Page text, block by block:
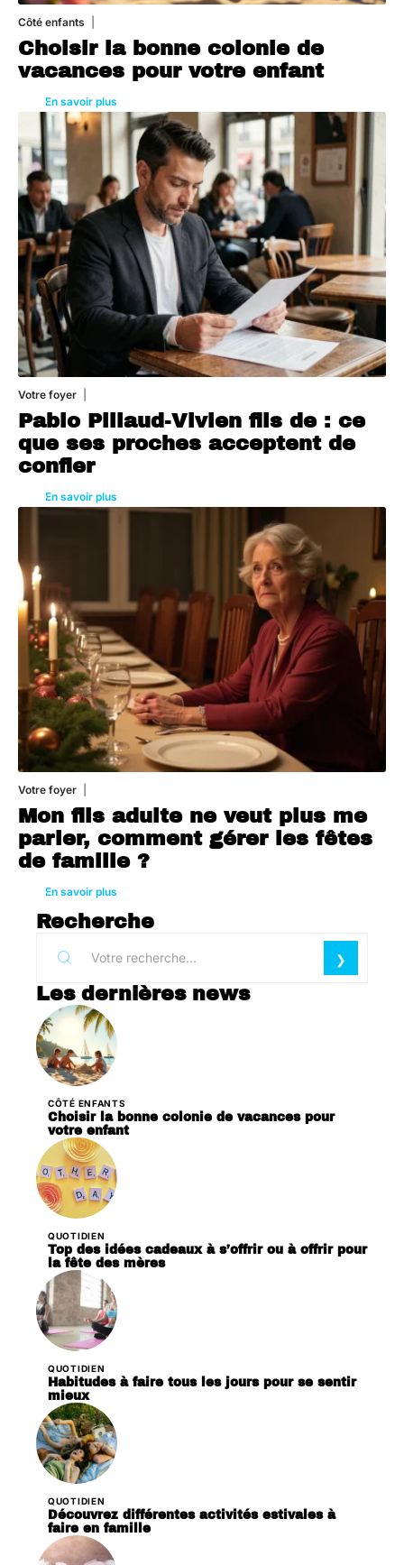
Côté enfants
Choisir la bonne colonie de
vacances pour votre enfant
En savoir plus
Votre foyer
Pablo Pillaud-Vivien fils de : ce
que ses proches acceptent de
confier
En savoir plus
Votre foyer
Mon fils adulte ne veut plus me
parler, comment gérer les fêtes
de famille ?
En savoir plus
Recherche
Les dernières news
CÔTÉ ENFANTS
Choisir la bonne colonie de vacances pour
votre enfant
QUOTIDIEN
Top des idées cadeaux à s’offrir ou à offrir pour
la fête des mères
QUOTIDIEN
Habitudes à faire tous les jours pour se sentir
mieux
QUOTIDIEN
Découvrez différentes activités estivales à
faire en famille